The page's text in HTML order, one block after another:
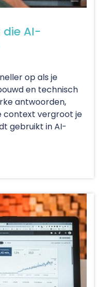
AI-
op als je
en technisch
antwoorden,
context vergroot je
gebruikt in AI-